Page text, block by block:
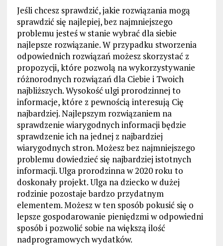
Jeśli chcesz sprawdzić, jakie rozwiązania mogą
sprawdzić się najlepiej, bez najmniejszego
problemu jesteś w stanie wybrać dla siebie
najlepsze rozwiązanie. W przypadku stworzenia
odpowiednich rozwiązań możesz skorzystać z
propozycji, które pozwolą na wykorzystywanie
różnorodnych rozwiązań dla Ciebie i Twoich
najbliższych. Wysokość ulgi prorodzinnej to
informacje, które z pewnością interesują Cię
najbardziej. Najlepszym rozwiązaniem na
sprawdzenie wiarygodnych informacji będzie
sprawdzenie ich na jednej z najbardziej
wiarygodnych stron. Możesz bez najmniejszego
problemu dowiedzieć się najbardziej istotnych
informacji. Ulga prorodzinna w 2020 roku to
doskonały projekt. Ulga na dziecko w dużej
rodzinie pozostaje bardzo przydatnym
elementem. Możesz w ten sposób pokusić się o
lepsze gospodarowanie pieniędzmi w odpowiedni
sposób i pozwolić sobie na większą ilość
nadprogramowych wydatków.